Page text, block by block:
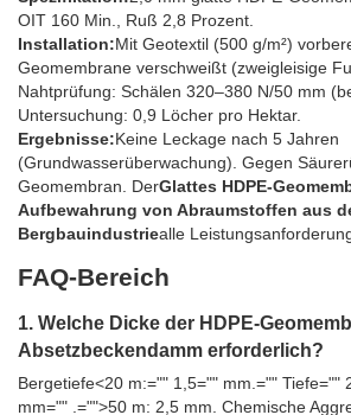
OIT 160 Min., Ruß 2,8 Prozent.
Installation:Mit Geotextil (500 g/m²)
Geomembrane verschweißt (zweigleisige
Nahtprüfung: Schälen 320–380 N/50 mm
Untersuchung: 0,9 Löcher pro Hektar.
Ergebnisse:Keine Leckage nach 5 Jahren
(Grundwasserüberwachung). Gegen
Geomembran. DerGlattes HDPE-
Aufbewahrung von Abraumstoffen aus
Bergbauindustriealle
FAQ-Bereich
1. Welche Dicke der HDPE-
Absetzbeckendamm erforderlich?
Bergetiefe<20 m:="" 1,5="" mm.="" Tiefe=""
mm="" .="">50 m: 2,5 mm. Chemische